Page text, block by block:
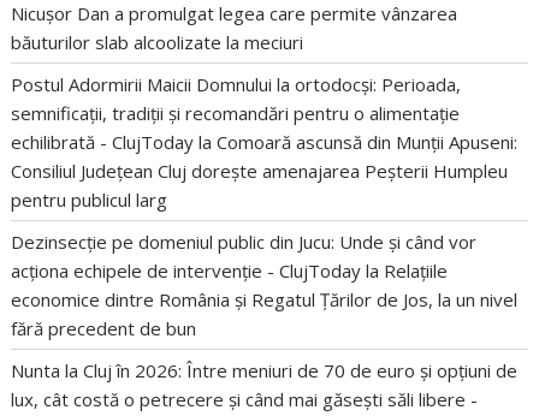
Nicușor Dan a promulgat legea care permite vânzarea
băuturilor slab alcoolizate la meciuri
Postul Adormirii Maicii Domnului la ortodocși: Perioada,
semnificații, tradiții și recomandări pentru o alimentație
echilibrată - ClujToday laComoară ascunsă din Munții Apuseni:
Consiliul Județean Cluj dorește amenajarea Peșterii Humpleu
pentru publicul larg
Dezinsecție pe domeniul public din Jucu: Unde și când vor
acționa echipele de intervenție - ClujToday la Relațiile
economice dintre România și Regatul Țărilor de Jos, la un nivel
fără precedent de bun
Nunta la Cluj în 2026: Între meniuri de 70 de euro și opțiuni de
lux, cât costă o petrecere și când mai găsești săli libere -